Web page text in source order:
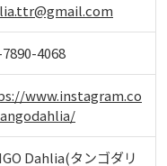
4068
www.instagram.co
Dahlia(タンゴダリ